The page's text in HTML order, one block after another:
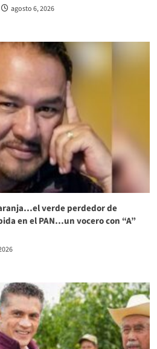
agosto 6, 2026
verde perdedor de
en el PAN…un vocero con “A”